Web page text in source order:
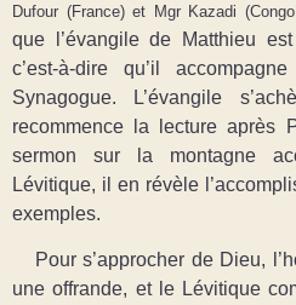
Dufour (France) et Mgr Kazadi
que l’évangile de Matthieu
c’est-à-dire qu’il
Synagogue. L’évangile
recommence la lecture après
sermon sur la montagne
Lévitique, il en révèle
exemples.
Pour s’approcher de Dieu,
une offrande, et le Lévitique